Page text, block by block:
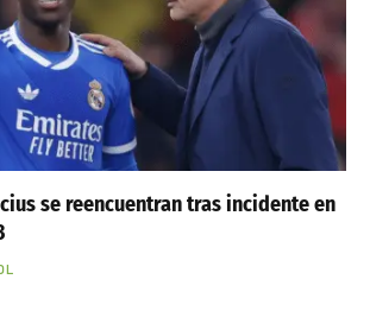
se reencuentran tras incidente en